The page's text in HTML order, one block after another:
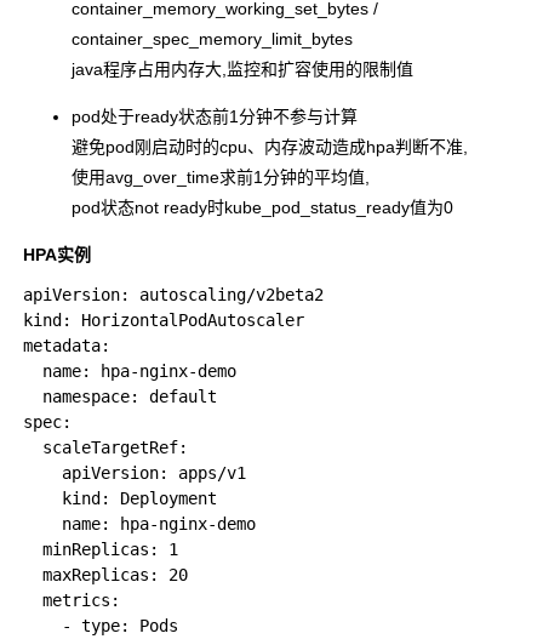
container_memory_working_set_bytes /
container_spec_memory_limit_bytes
java程序占用内存大,监控和扩容使用的限制值
pod处于ready状态前1分钟不参与计算
避免pod刚启动时的cpu、内存波动造成hpa判断不准,
使用avg_over_time求前1分钟的平均值,
pod状态not ready时kube_pod_status_ready值为0
HPA实例
apiVersion: autoscaling/v2beta2
kind: HorizontalPodAutoscaler
metadata:
  name: hpa-nginx-demo
  namespace: default
spec:
  scaleTargetRef:
    apiVersion: apps/v1
    kind: Deployment
    name: hpa-nginx-demo
  minReplicas: 1
  maxReplicas: 20
  metrics:
    - type: Pods